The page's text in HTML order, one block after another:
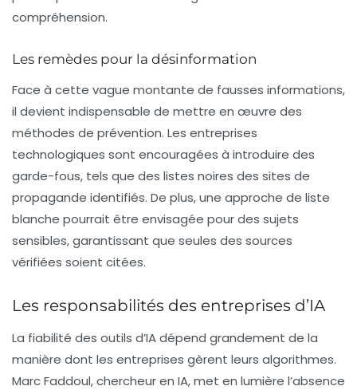
compréhension.
Les remèdes pour la désinformation
Face à cette vague montante de fausses informations,
il devient indispensable de mettre en œuvre des
méthodes de prévention. Les entreprises
technologiques sont encouragées à introduire des
garde-fous, tels que des listes noires des sites de
propagande identifiés. De plus, une approche de liste
blanche pourrait être envisagée pour des sujets
sensibles, garantissant que seules des sources
vérifiées soient citées.
Les responsabilités des entreprises d’IA
La fiabilité des outils d’IA dépend grandement de la
manière dont les entreprises gèrent leurs algorithmes.
Marc Faddoul, chercheur en IA, met en lumière l’absence